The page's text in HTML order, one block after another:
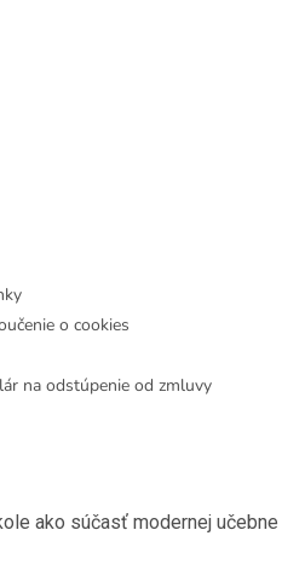
o cookies
na odstúpenie od zmluvy
ako súčasť modernej učebne